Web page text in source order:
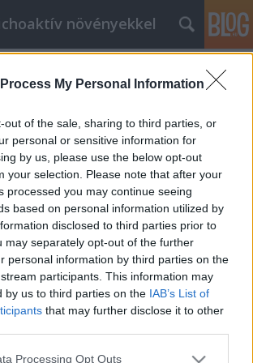
My Personal Information
out of the sale, sharing to third parties, or
personal or sensitive information for
by us, please use the below opt-out
your selection. Please note that after your
processed you may continue seeing
based on personal information utilized by
disclosed to third parties prior to
may separately opt-out of the further
personal information by third parties on the
participants. This information may
by us to third parties on the IAB’s List of
that may further disclose it to other
website/app uses one or more Google
Processing Opt Outs
növényekkel
30.
enyhe hallucinogén, agyi
amit hatásosnak találtam. Az
semmi igazán komoly, de hogy
a napot, ami kifejezetten
kísérletezéssel, vegyük sorra az
volt egy liter tea…
30.